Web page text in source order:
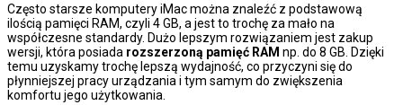
Często starsze komputery iMac można znaleźć z podstawową
ilością pamięci RAM, czyli 4 GB, a jest to trochę za mało na
współczesne standardy. Dużo lepszym rozwiązaniem jest zakup
wersji, która posiada rozszerzoną pamięć RAM np. do 8 GB. Dzięki
temu uzyskamy trochę lepszą wydajność, co przyczyni się do
płynniejszej pracy urządzania i tym samym do zwiększenia
komfortu jego użytkowania.